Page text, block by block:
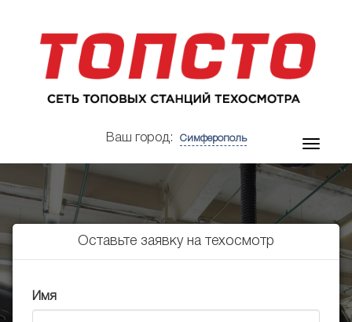
Ваш город: Симферополь
Оставьте заявку на техосмотр
Имя